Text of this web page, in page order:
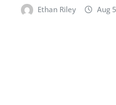
Ethan Riley Aug